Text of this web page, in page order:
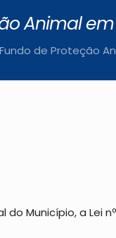
Animal
de Proteção
Município, a Lei